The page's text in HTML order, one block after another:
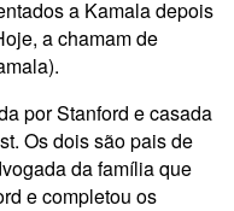
a Kamala depois
a chamam de
por Stanford e casada
Os dois são pais de
da família que
e completou os